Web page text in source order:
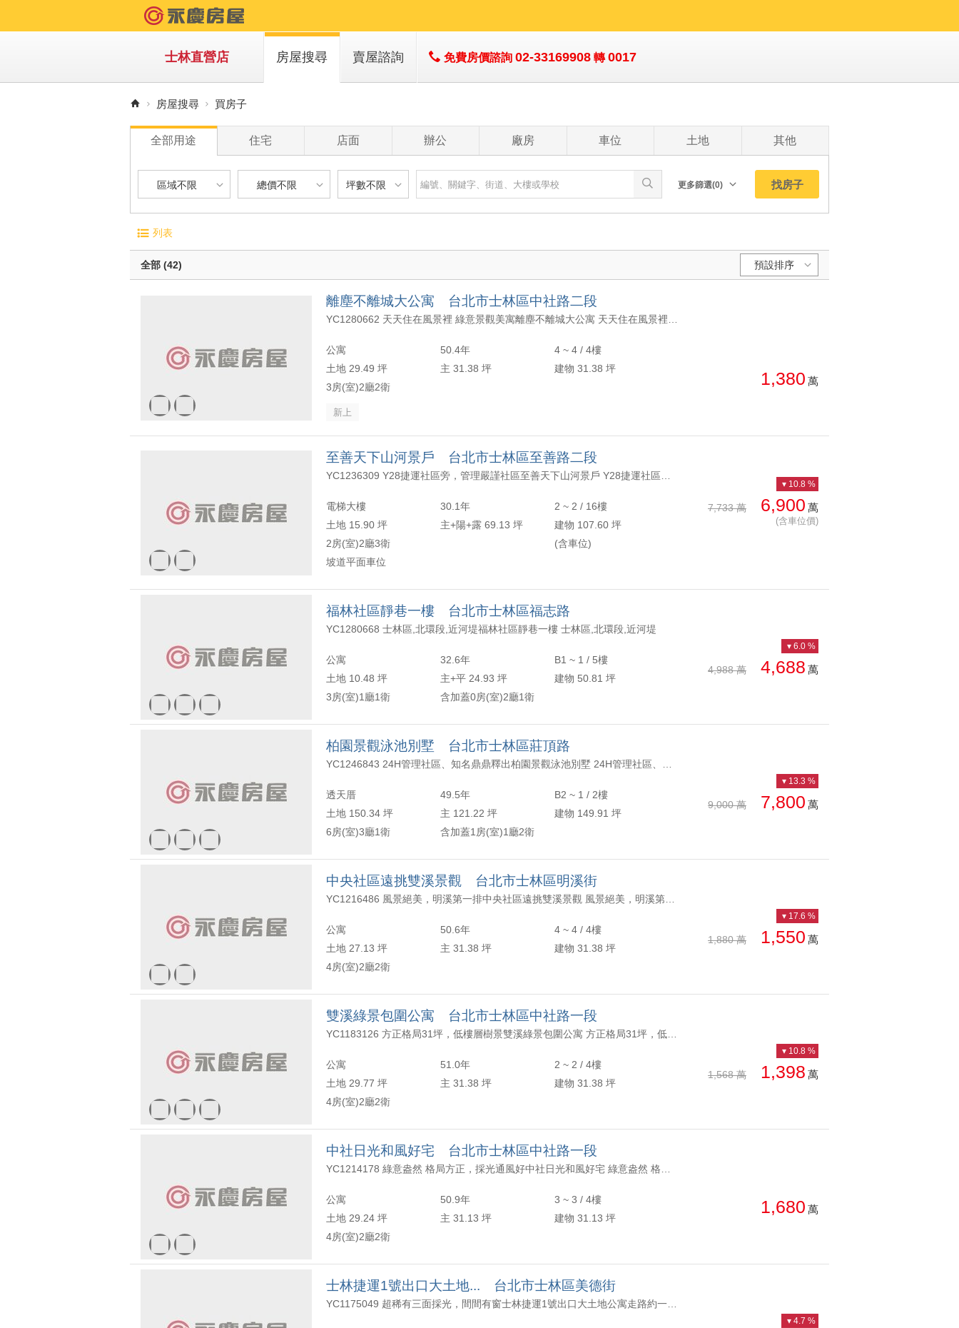
士林直營店 房屋搜尋 賣屋諮詢 免費房價諮詢 02-33169908 轉0017
房屋搜尋 買房子
全部用途 住宅 店面 辦公 廠房 車位 土地 其他
區域不限
台北市-士林區
台北市-北投區
總價不限
900 萬以下
900 萬 - 1200 萬
1200 萬 - 1500 萬
2500 萬 - 4000 萬
坪數不限
坪數不限
20 坪以下
20 坪 - 30 坪
40 坪 - 50 坪
更多篩選(0) 找房子
電梯大廈
無電梯公寓
透天別墅
有無障礙空間
5 年 - 10 年
10 年 - 20 年
20 年 - 30 年
年
2 - 6 樓
7 - 12 樓
13 樓以上
-
3 房
4 房
5 房以上
-
東
列表
全部 (42) 預設排序
降幅: 高 → 低
土地坪數: 大 → 小
離塵不離城大公寓 台北市士林區中社路二段
公寓 50.4年
4 ~ 4 / 4樓
土地 29.49 坪
主 31.38 坪
建物 31.38 坪
3房(室)2廳2衛
新上
1,380 萬
至善天下山河景戶 台北市士林區至善路二段
電梯大樓 30.1年
2 ~ 2 / 16樓
土地 15.90 坪
主+陽+露 69.13 坪
建物 107.60 坪
2房(室)2廳3衛
(含車位)
坡道平面車位
7,733 萬 6,900 萬
(含車位價)
10.8 %
福林社區靜巷一樓 台北市士林區福志路
YC1280668 士林區,北環段,近河堤福林社區靜巷一樓 士林區,北環段,近河堤
公寓 32.6年
B1 ~ 1 / 5樓
土地 10.48 坪
主+平 24.93 坪
建物 50.81 坪
3房(室)1廳1衛
含加蓋0房(室)2廳1衛
4,988 萬 4,688 萬
6.0 %
柏園景觀泳池別墅 台北市士林區莊頂路
透天厝 49.5年
B2 ~ 1 / 2樓
土地 150.34 坪
主 121.22 坪
建物 149.91 坪
6房(室)3廳1衛
含加蓋1房(室)1廳2衛
9,000 萬 7,800 萬
13.3 %
中央社區遠挑雙溪景觀 台北市士林區明溪街
公寓 50.6年
4 ~ 4 / 4樓
土地 27.13 坪
主 31.38 坪
建物 31.38 坪
4房(室)2廳2衛
1,880 萬 1,550 萬
17.6 %
雙溪綠景包圍公寓 台北市士林區中社路一段
公寓 51.0年
2 ~ 2 / 4樓
土地 29.77 坪
主 31.38 坪
建物 31.38 坪
4房(室)2廳2衛
1,568 萬 1,398 萬
10.8 %
中社日光和風好宅 台北市士林區中社路一段
公寓 50.9年
3 ~ 3 / 4樓
土地 29.24 坪
主 31.13 坪
建物 31.13 坪
4房(室)2廳2衛
1,680 萬
士林捷運1號出口大土地... 台北市士林區美德街
4.7 %